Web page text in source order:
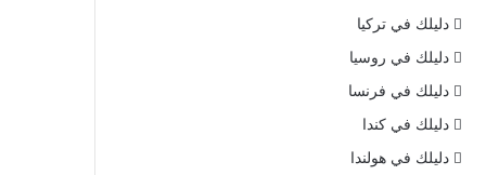
دليلك في تركيا
دليلك في روسيا
دليلك في فرنسا
دليلك في كندا
دليلك في هولندا